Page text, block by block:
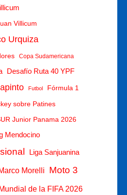
Villicum
Urquiza
Copa Sudamericana
Desafío Ruta 40 YPF
Futbol Fórmula 1
sobre Patines
Junior Panama 2026
Mendocino
Liga Sanjuanina
Morelli
Moto 3
de la FIFA 2026